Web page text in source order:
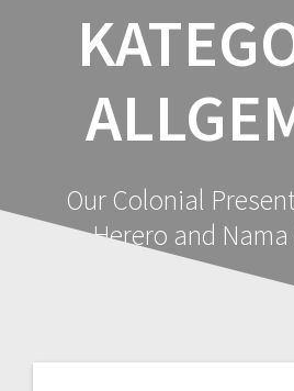
Our Colonial
Herero and